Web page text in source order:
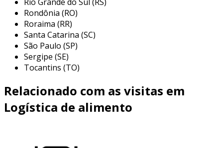
transporte refrigerado:
equipados com sistemas de refrigeração
para manter a temperatura dos
alimentos, evitando a proliferação de
bactérias e deterioração.
eventos e buffets, permite o transporte
de grandes quantidades de alimentos em
recipientes apropriados, garantindo a
Rondônia (RO)
Roraima (RR)
Santa Catarina (SC)
São Paulo (SP)
Sergipe (SE)
Tocantins (TO)
Relacionado com as visitas em
Logística de alimento